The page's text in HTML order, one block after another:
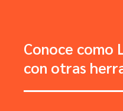
Conoce como
con otras